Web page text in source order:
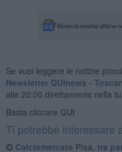
Se vuoi leggere le notizie
Newsletter QUInews -
alle 20:00 direttamente nella
Basta cliccare QUI
Ti potrebbe interessare
Calciomercato Pisa, tra